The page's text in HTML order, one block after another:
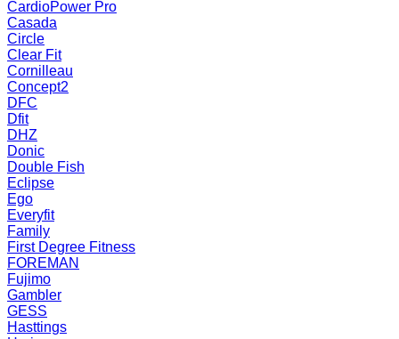
CardioPower Pro
Casada
Circle
Clear Fit
Cornilleau
Concept2
DFC
Dfit
DHZ
Donic
Double Fish
Eclipse
Ego
Everyfit
Family
First Degree Fitness
FOREMAN
Fujimo
Gambler
GESS
Hasttings